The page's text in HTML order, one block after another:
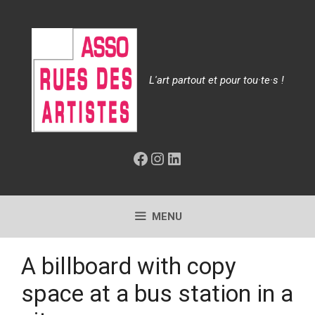
L'art partout et pour tou·te·s !
Facebook
Instagram
LinkedIn
MENU
A billboard with copy
space at a bus station in a